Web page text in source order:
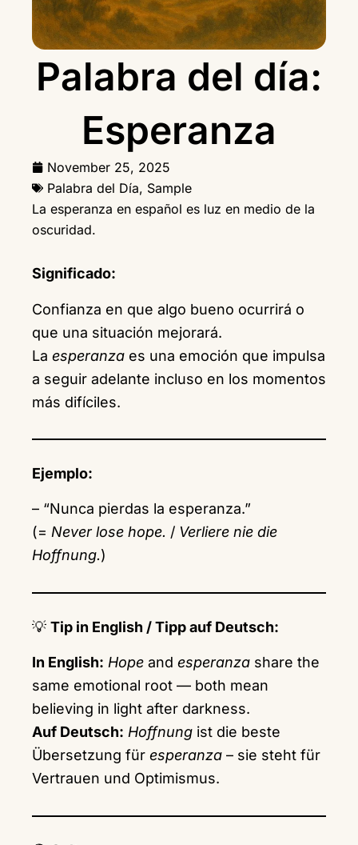
Palabra del día:
Esperanza
November 25, 2025
Palabra del Día, Sample
La esperanza en español es luz en medio de la
oscuridad.
Significado:
Confianza en que algo bueno ocurrirá o
que una situación mejorará.
La esperanza es una emoción que impulsa
a seguir adelante incluso en los momentos
más difíciles.
Ejemplo:
– “Nunca pierdas la esperanza.”
(= Never lose hope. / Verliere nie die
Hoffnung.)
💡 Tip in English / Tipp auf Deutsch:
In English: Hope and esperanza share the
same emotional root — both mean
believing in light after darkness.
Auf Deutsch: Hoffnung ist die beste
Übersetzung für esperanza – sie steht für
Vertrauen und Optimismus.